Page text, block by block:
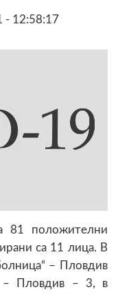
- 12:58:17
81 положителни
са 11 лица. В
– Пловдив
– Пловдив – 3, в